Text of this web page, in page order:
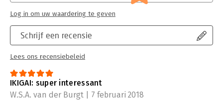
Schrijf een recensie
Lees ons recensiebeleid
Log in om uw waardering te geven
IKIGAI: super interessant
W.S.A. van der Burgt | 7 februari 2018